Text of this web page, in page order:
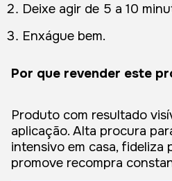
Deixe agir de 5 a 10
Enxágue bem.
Por que revender este
Produto com resultado
aplicação. Alta procura
intensivo em casa, fideliza
promove recompra